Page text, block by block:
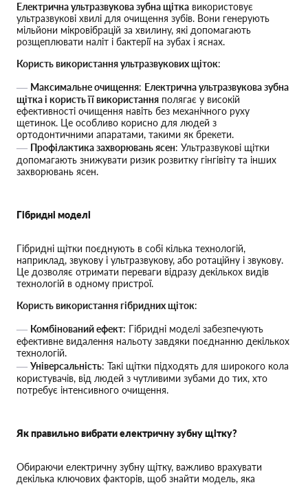
Електрична ультразвукова зубна щітка використовує
ультразвукові хвилі для очищення зубів. Вони генерують
мільйони мікровібрацій за хвилину, які допомагають
розщеплювати наліт і бактерії на зубах і яснах.
Користь використання ультразвукових щіток:
Максимальне очищення: Електрична ультразвукова зубна
щітка і користь її використання полягає у високій
ефективності очищення навіть без механічного руху
щетинок. Це особливо корисно для людей з
ортодонтичними апаратами, такими як брекети.
Профілактика захворювань ясен: Ультразвукові щітки
допомагають знижувати ризик розвитку гінгівіту та інших
захворювань ясен.
Гібридні моделі
Гібридні щітки поєднують в собі кілька технологій,
наприклад, звукову і ультразвукову, або ротаційну і звукову.
Це дозволяє отримати переваги відразу декількох видів
технологій в одному пристрої.
Користь використання гібридних щіток:
Комбінований ефект: Гібридні моделі забезпечують
ефективне видалення нальоту завдяки поєднанню декількох
технологій.
Універсальність: Такі щітки підходять для широкого кола
користувачів, від людей з чутливими зубами до тих, хто
потребує інтенсивного очищення.
Як правильно вибрати електричну зубну щітку?
Обираючи електричну зубну щітку, важливо врахувати
декілька ключових факторів, щоб знайти модель, яка